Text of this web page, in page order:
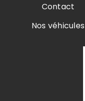
Contact
Nos véhicules